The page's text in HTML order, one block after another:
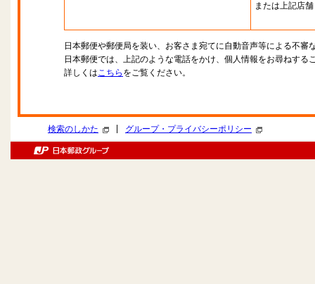
または上記店舗
日本郵便や郵便局を装い、お客さま宛てに自動音声等による不審
日本郵便では、上記のような電話をかけ、個人情報をお尋ねする
詳しくはこちら をご覧ください。
検索のしかた グループ・プライバシーポリシー